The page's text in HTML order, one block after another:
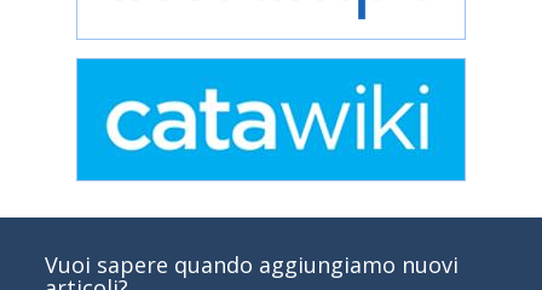
Vuoi sapere quando aggiungiamo nuovi